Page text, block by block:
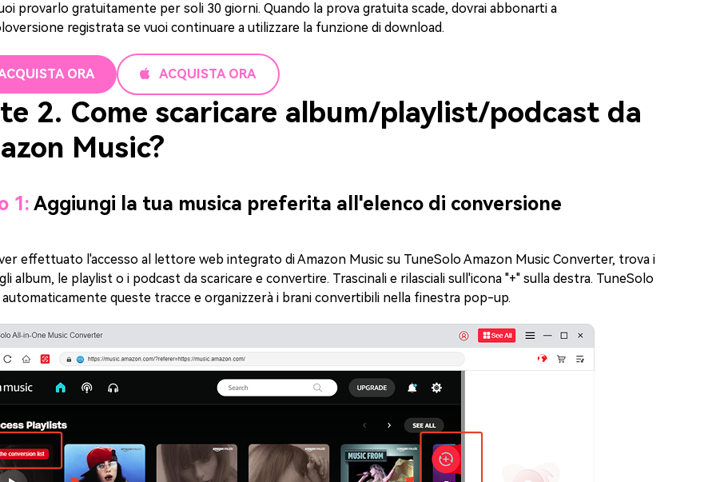
provarlo gratuitamente per soli 30 giorni. Quando la prova gratuita scade, dovrai abbonarti a
registrata se vuoi continuare a utilizzare la funzione di download.
ORA ACQUISTA ORA
2. Come scaricare album/playlist/podcast da
Music?
1: Aggiungi la tua musica preferita all'elenco di conversione
effettuato l'accesso al lettore web integrato di Amazon Music su TuneSolo Amazon Music Converter, trova i
album, le playlist o i podcast da scaricare e convertire. Trascinali e rilasciali sull'icona "+" sulla destra. TuneSolo
automaticamente queste tracce e organizzerà i brani convertibili nella finestra pop-up.